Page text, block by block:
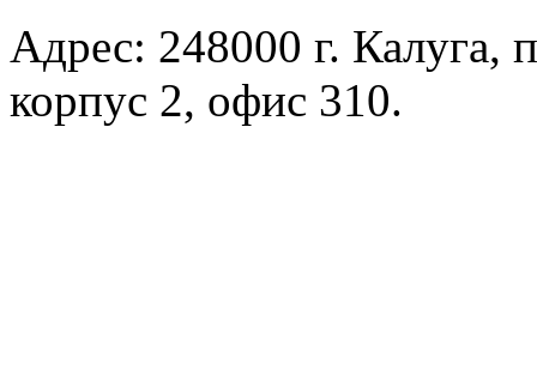
Адрес: 248000 г. Калуга,
корпус 2, офис 310.